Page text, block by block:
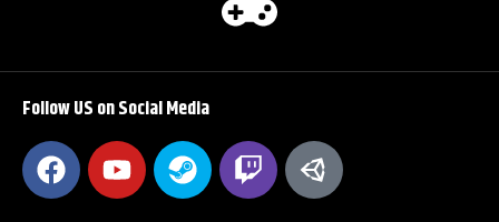
Follow US on Social Media